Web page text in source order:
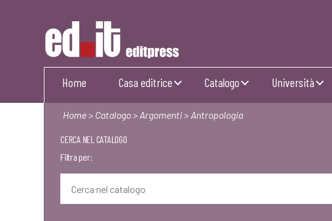
Editpress
Home Casa editrice Catalogo Università
Home> Catalogo> Argomenti> Antropologia
CERCA NEL CATALOGO
Filtra per: